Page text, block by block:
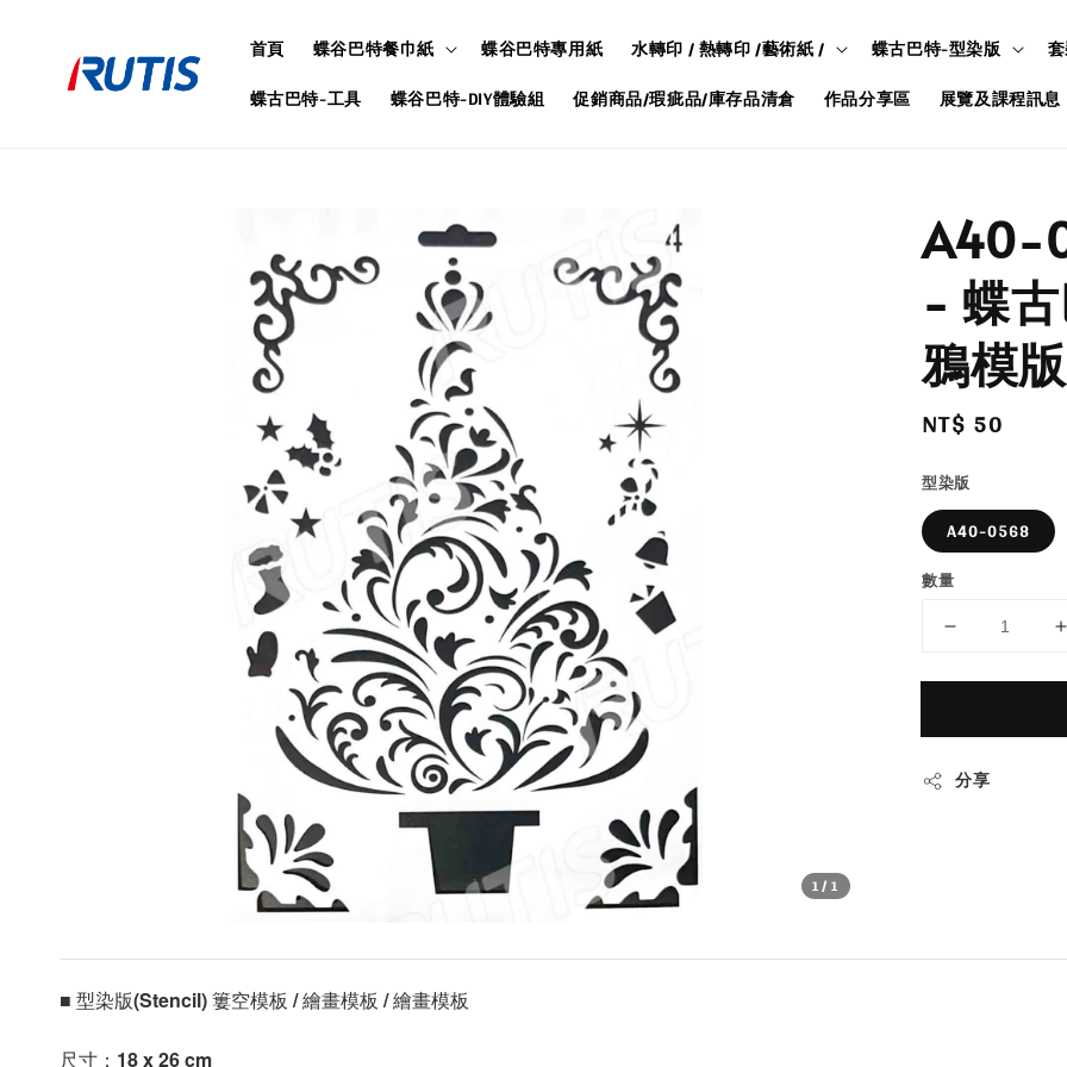
首頁 蝶谷巴特餐巾紙 蝶谷巴特專用紙 水轉印 / 熱轉印 /藝術紙 / 蝶古巴特-型染版
蝶古巴特-工具
蝶谷巴特-DIY體驗組 促銷商品/瑕疵品/庫存品清倉 作品分享區 展覽及課程訊息
1/1
A40-
- 蝶
鴉模
Regular
NT$ 50
型染版
A40-0568
數量
分享
■ 型染版(Stencil) 簍空模板 / 繪畫模板 / 繪畫模板
尺寸： 18 x 26 cm